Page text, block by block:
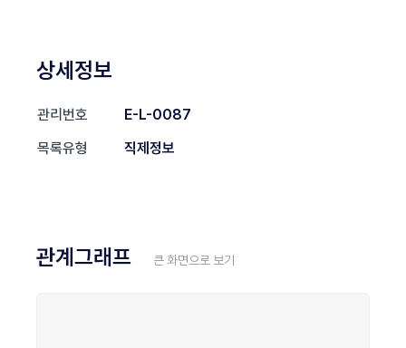
상세정보
관리번호
E-L-0087
목록유형
직제정보
관계그래프 큰 화면으로 보기